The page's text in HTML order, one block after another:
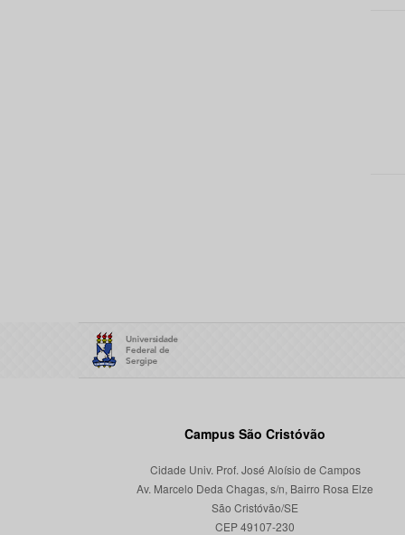
Campus São Cristóvão
Cidade Univ. Prof. José Aloísio de Campos
Av. Marcelo Deda Chagas, s/n, Bairro Rosa Elze
São Cristóvão/SE
CEP 49107-230